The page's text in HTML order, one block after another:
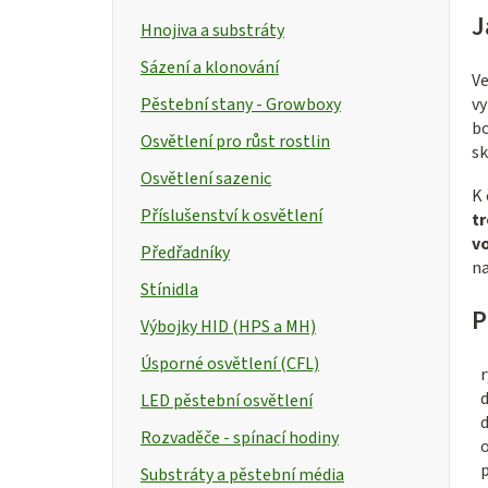
Hnojiva a substráty
Sázení a klonování
Pěstební stany - Growboxy
Osvětlení pro růst rostlin
Osvětlení sazenic
Příslušenství k osvětlení
Předřadníky
Stínidla
Výbojky HID (HPS a MH)
Úsporné osvětlení (CFL)
LED pěstební osvětlení
Rozvaděče - spínací hodiny
Substráty a pěstební média